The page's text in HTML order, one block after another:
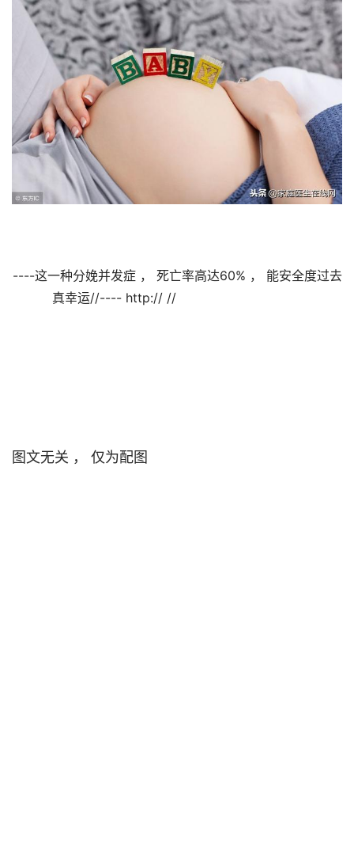
----这一种分娩并发症 ， 死亡率高达60% ， 能安全度过去
真幸运//---- http:// //
图文无关 ， 仅为配图